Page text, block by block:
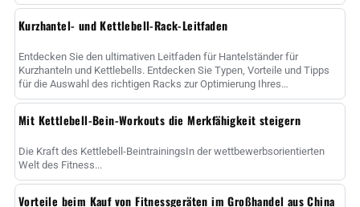
Kurzhantel- und Kettlebell-Rack-Leitfaden
Entdecken Sie den ultimativen Leitfaden für Hantelständer für
Kurzhanteln und Kettlebells. Entdecken Sie Typen, Vorteile und Tipps
für die Auswahl des richtigen Racks zur Optimierung Ihres
Fitnessstudios sp......
Mit Kettlebell-Bein-Workouts die Merkfähigkeit steigern
Die Kraft des Kettlebell-BeintrainingsIn der wettbewerbsorientierten
Welt des Fitness...
Vorteile beim Kauf von Fitnessgeräten im Großhandel aus China